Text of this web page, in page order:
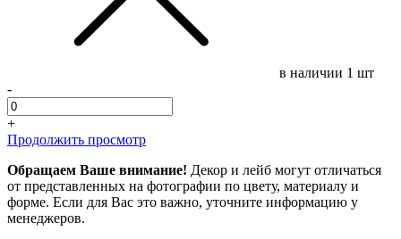
в наличии 1 шт
-
+
Продолжить просмотр
Обращаем Ваше внимание! Декор и лейб могут отличаться
от представленных на фотографии по цвету, материалу и
форме. Если для Вас это важно, уточните информацию у
менеджеров.